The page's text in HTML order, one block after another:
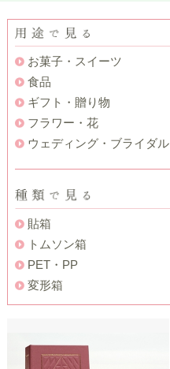
お菓子・スイーツ
食品
ギフト・贈り物
フラワー・花
ウェディング・ブライダル
貼箱
トムソン箱
PET・PP
変形箱